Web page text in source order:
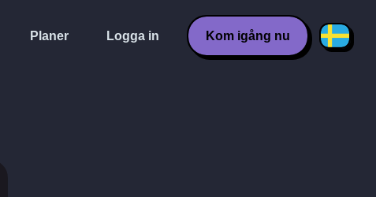
Planer Logga in Kom igång nu